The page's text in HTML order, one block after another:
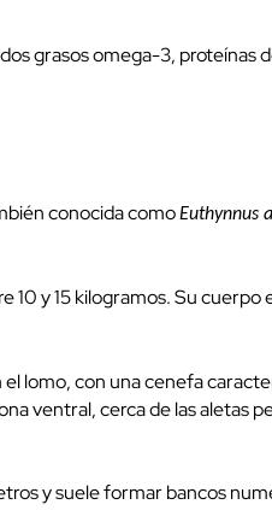
grasos omega-3, proteínas
conocida comoEuthynnus
y 15 kilogramos. Su
lomo, con una cenefa
ventral, cerca de las aletas
y suele formar bancos